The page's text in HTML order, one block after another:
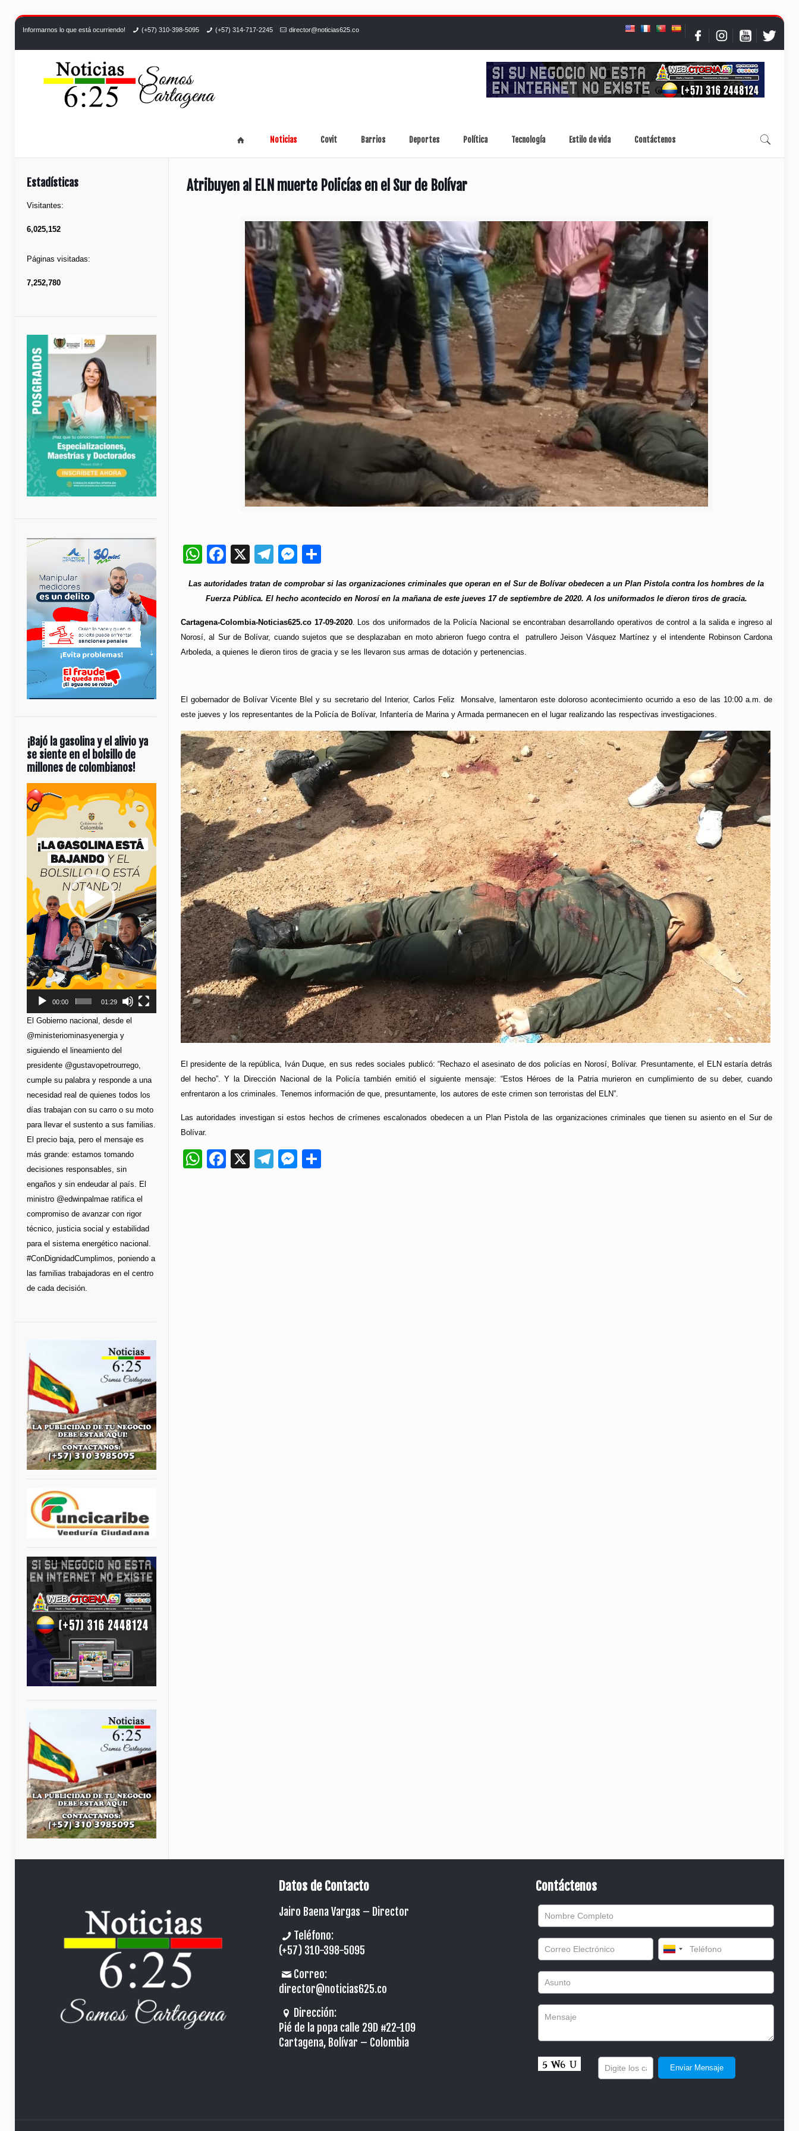
Informarnos lo que está ocurriendo! (+57) 310-398-5095 (+57) 314-717-2245 director@noticias625.co
Noticias Covit Barrios Deportes Política Tecnología Estilo de vida Contáctenos
Atribuyen al ELN muerte Policías en el Sur de Bolívar
WhatsApp
Facebook
X Telegram
Messenger
Las autoridades tratan de comprobar si las organizaciones criminales que operan en el Sur de Bolívar obedecen a un Plan Pistola contra los hombres de la
Fuerza Pública. El hecho acontecido en Norosí en la mañana de este jueves 17 de septiembre de 2020. A los uniformados le dieron tiros de gracia.
Cartagena-Colombia-Noticias625.co 17-09-2020. Los dos uniformados de la Policía Nacional se encontraban desarrollando operativos de control a la salida e ingreso al
Norosí, al Sur de Bolívar, cuando sujetos que se desplazaban en moto abrieron fuego contra el patrullero Jeison Vásquez Martínez y el intendente Robinson Cardona
Arboleda, a quienes le dieron tiros de gracia y se les llevaron sus armas de dotación y pertenencias.
El gobernador de Bolívar Vicente Blel y su secretario del Interior, Carlos Feliz Monsalve, lamentaron este doloroso acontecimiento ocurrido a eso de las 10:00 a.m. de
este jueves y los representantes de la Policía de Bolívar, Infantería de Marina y Armada permanecen en el lugar realizando las respectivas investigaciones.
El presidente de la república, Iván Duque, en sus redes sociales publicó: “Rechazo el asesinato de dos policías en Norosí, Bolívar. Presuntamente, el ELN estaría detrás
del hecho”. Y la Dirección Nacional de la Policía también emitió el siguiente mensaje: “Estos Héroes de la Patria murieron en cumplimiento de su deber, cuando
enfrentaron a los criminales. Tenemos información de que, presuntamente, los autores de este crimen son terroristas del ELN”.
Las autoridades investigan si estos hechos de crímenes escalonados obedecen a un Plan Pistola de las organizaciones criminales que tienen su asiento en el Sur de
Bolívar.
WhatsApp
Facebook
X Telegram
Messenger
Estadísticas
Visitantes:
6,025,152
Páginas visitadas:
7,252,780
¡Bajó la gasolina y el alivio ya
se siente en el bolsillo de
millones de colombianos!
Reproductor
de
vídeo
00:00 01:29
El Gobierno nacional, desde el
@ministeriominasyenergia y
siguiendo el lineamiento del
presidente @gustavopetrourrego,
cumple su palabra y responde a una
necesidad real de quienes todos los
días trabajan con su carro o su moto
para llevar el sustento a sus familias.
El precio baja, pero el mensaje es
más grande: estamos tomando
decisiones responsables, sin
engaños y sin endeudar al país. El
ministro @edwinpalmae ratifica el
compromiso de avanzar con rigor
técnico, justicia social y estabilidad
para el sistema energético nacional.
#ConDignidadCumplimos, poniendo a
las familias trabajadoras en el centro
de cada decisión.
Datos de Contacto
Jairo Baena Vargas – Director
Teléfono:
(+57) 310-398-5095
Correo:
director@noticias625.co
Dirección:
Pié de la popa calle 29D #22-109
Cartagena, Bolívar – Colombia
Contáctenos